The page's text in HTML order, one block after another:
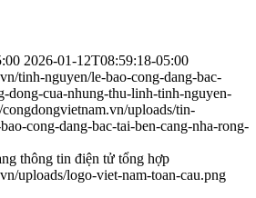
2026-01-12T08:59:18-05:00
tinh-nguyen/le-bao-cong-dang-bac-
dong-cua-nhung-thu-linh-tinh-nguyen-
congdongvietnam.vn/uploads/tin-
cong-dang-bac-tai-ben-cang-nha-rong-
thông tin điện tử tổng hợp
uploads/logo-viet-nam-toan-cau.png